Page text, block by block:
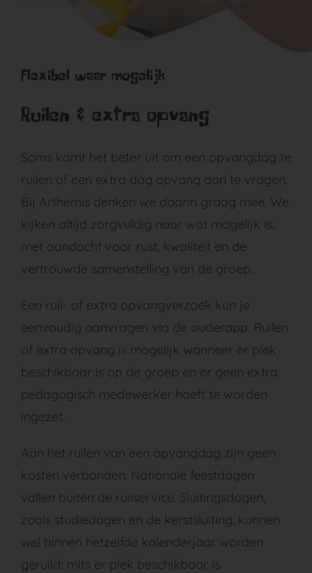
Flexibel waar mogelijk
Ruilen & extra opvang
Soms komt het beter uit om een opvangdag te
ruilen of een extra dag opvang aan te vragen.
Bij Arthemis denken we daarin graag mee. We
kijken altijd zorgvuldig naar wat mogelijk is;
met aandacht voor rust, kwaliteit en de
vertrouwde samenstelling van de groep.
Een ruil- of extra opvangverzoek kun je
eenvoudig aanvragen via de ouderapp. Ruilen
of extra opvang is mogelijk wanneer er plek
beschikbaar is op de groep en er geen extra
pedagogisch medewerker hoeft te worden
ingezet.
Aan het ruilen van een opvangdag zijn geen
kosten verbonden. Nationale feestdagen
vallen buiten de ruilservice. Sluitingsdagen,
zoals studiedagen en de kerstsluiting, kunnen
wel binnen hetzelfde kalenderjaar worden
geruild; mits er plek beschikbaar is.